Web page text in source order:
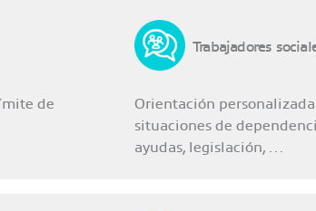
de
Trabajadores
Orientación
situaciones de
ayudas, legislación, …